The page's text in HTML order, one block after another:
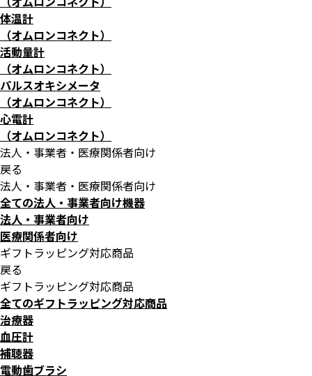
体温計
（オムロンコネクト）
活動量計
（オムロンコネクト）
パルスオキシメータ
（オムロンコネクト）
心電計
（オムロンコネクト）
法人・事業者・医療関係者向け
戻る
法人・事業者・医療関係者向け
全ての法人・事業者向け機器
法人・事業者向け
医療関係者向け
ギフトラッピング対応商品
戻る
ギフトラッピング対応商品
全てのギフトラッピング対応商品
治療器
血圧計
補聴器
電動歯ブラシ